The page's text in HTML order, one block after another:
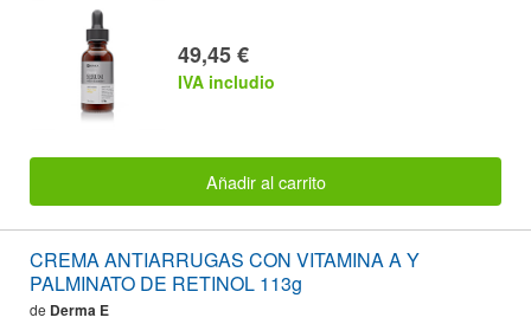
49,45 €
IVA includio
Añadir al carrito
CREMA ANTIARRUGAS CON VITAMINA A Y
PALMINATO DE RETINOL 113g
de Derma E